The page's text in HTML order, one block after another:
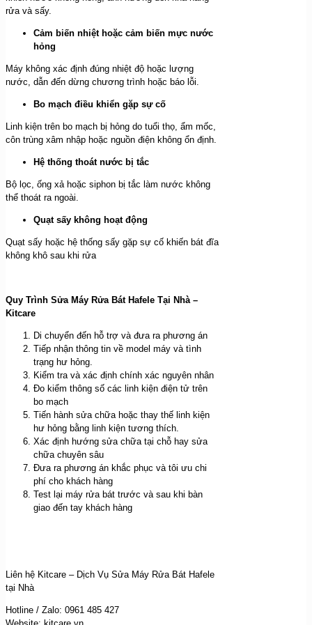
rửa và sấy.
Cảm biến nhiệt hoặc cảm biến mực nước
hỏng
Máy không xác định đúng nhiệt độ hoặc lượng
nước, dẫn đến dừng chương trình hoặc báo lỗi.
Bo mạch điều khiển gặp sự cố
Linh kiện trên bo mạch bị hỏng do tuổi thọ, ẩm mốc,
côn trùng xâm nhập hoặc nguồn điện không ổn định.
Hệ thống thoát nước bị tắc
Bộ lọc, ống xả hoặc siphon bị tắc làm nước không
thể thoát ra ngoài.
Quạt sấy không hoạt động
Quạt sấy hoặc hệ thống sấy gặp sự cố khiến bát đĩa
không khô sau khi rửa
Quy Trình Sửa Máy Rửa Bát Hafele Tại Nhà –
Kitcare
Di chuyển đến hỗ trợ và đưa ra phương án
Tiếp nhận thông tin về model máy và tình
trạng hư hỏng.
Kiểm tra và xác định chính xác nguyên nhân
Đo kiểm thông số các linh kiện điện tử trên
bo mạch
Tiến hành sửa chữa hoặc thay thế linh kiện
hư hỏng bằng linh kiện tương thích.
Xác định hướng sửa chữa tại chỗ hay sửa
chữa chuyên sâu
Đưa ra phương án khắc phục và tôi ưu chi
phí cho khách hàng
Test lại máy rửa bát trước và sau khi bàn
giao đến tay khách hàng
Liên hệ Kitcare – Dịch Vụ Sửa Máy Rửa Bát Hafele
tại Nhà
Hotline / Zalo: 0961 485 427